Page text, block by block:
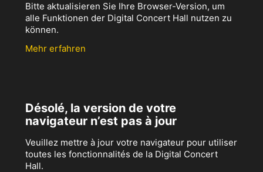
Bitte aktualisieren Sie Ihre Browser-Version, um
alle Funktionen der Digital Concert Hall nutzen zu
können.
Mehr erfahren
Désolé, la version de votre
navigateur n’est pas à jour
Veuillez mettre à jour votre navigateur pour utiliser
toutes les fonctionnalités de la Digital Concert
Hall.